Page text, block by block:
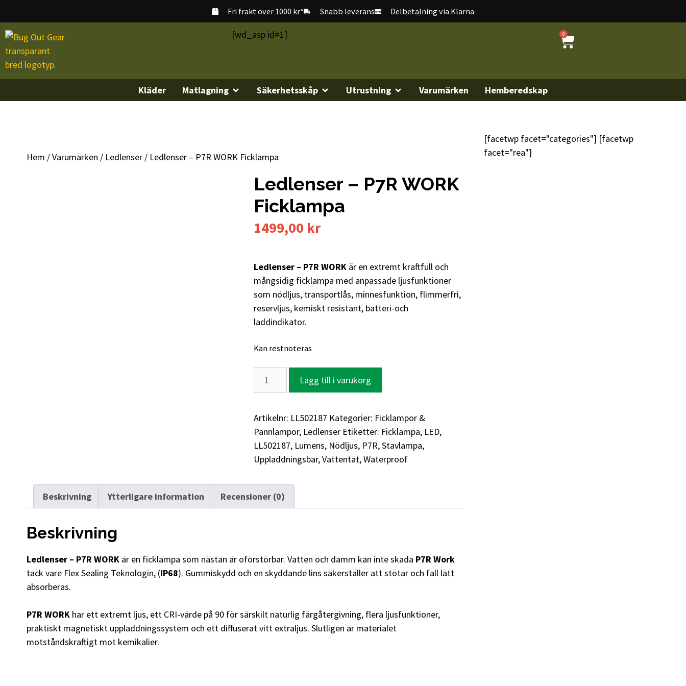
Fri frakt över 1000 kr* Snabb leverans Delbetalning via Klarna
[wd_asp id=1] 0
Kläder Matlagning Säkerhetsskåp Utrustning Varumärken Hemberedskap
Hem /Varumärken / Ledlenser / Ledlenser – P7R WORK Ficklampa
Ledlenser – P7R WORK
Ficklampa
1499,00 kr
Ledlenser – P7R WORK är en extremt kraftfull och
mångsidig ficklampa med anpassade ljusfunktioner
som nödljus, transportlås, minnesfunktion, flimmerfri,
reservljus, kemiskt resistant, batteri-och
laddindikator.
Kan restnoteras
Lägg till i varukorg
Artikelnr: LL502187 Kategorier: Ficklampor &
Pannlampor, Ledlenser Etiketter: Ficklampa, LED,
LL502187, Lumens, Nödljus, P7R,Stavlampa,
Uppladdningsbar,Vattentät,Waterproof
Beskrivning Ytterligare information Recensioner (0)
Beskrivning
Ledlenser – P7R WORK är en ficklampa som nästan är oförstörbar. Vatten och damm kan inte skada P7R Work
tack vare Flex Sealing Teknologin, (IP68). Gummiskydd och en skyddande lins säkerställer att stötar och fall lätt
absorberas.
P7R WORK har ett extremt ljus, ett CRI-värde på 90 för särskilt naturlig färgåtergivning, flera ljusfunktioner,
praktiskt magnetiskt uppladdningssystem och ett diffuserat vitt extraljus. Slutligen är materialet
motståndskraftigt mot kemikalier.
[facetwp facet="categories"] [facetwp
facet="rea"]